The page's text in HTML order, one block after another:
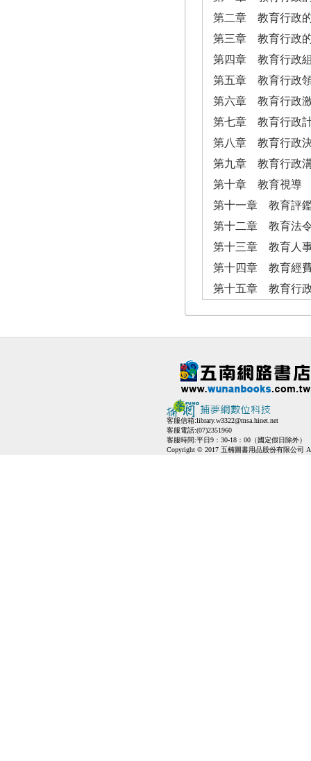
第二章 教育行政
第三章 教育行政
第四章 教育行政
第五章 教育行政
第六章 教育行政
第七章 教育行政
第八章 教育行政
第九章 教育行政
第十章 教育視導
第十一章 教育評
第十二章 教育法
第十三章 教育人
第十四章 教育經
第十五章 教育行
客服信箱:library.w3322@msa.hinet.net
客服電話:(07)2351960
客服時間:平日9：30-18：00（國定假日除外）
Copyright © 2017 五楠圖書用品股份有限公司